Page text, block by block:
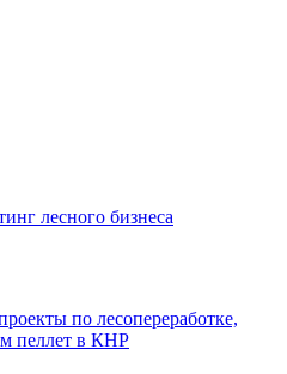
лесного бизнеса
по лесопереработке,
пеллет в КНР